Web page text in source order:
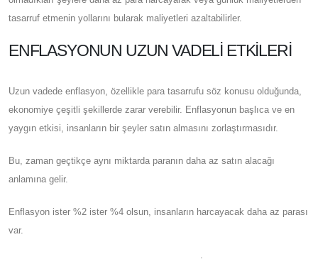
tasarruf etmenin yollarını bularak maliyetleri azaltabilirler.
ENFLASYONUN UZUN VADELI ETKILERI
Uzun vadede enflasyon, özellikle para tasarrufu söz konusu olduğunda,
ekonomiye çeşitli şekillerde zarar verebilir. Enflasyonun başlıca ve en
yaygın etkisi, insanların bir şeyler satın almasını zorlaştırmasıdır.
Bu, zaman geçtikçe aynı miktarda paranın daha az satın alacağı
anlamına gelir.
Enflasyon ister %2 ister %4 olsun, insanların harcayacak daha az parası
var.